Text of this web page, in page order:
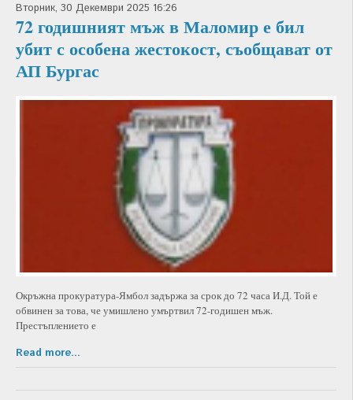
Вторник, 30 Декември 2025 16:26
72 годишният мъж в Маломир е бил
убит с особена жестокост, съобщават от
АП Бургас
Окръжна прокуратура-Ямбол задържа за срок до 72 часа И.Д. Той е
обвинен за това, че умишлено умъртвил 72-годишен мъж.
Престъплението е
Read more...